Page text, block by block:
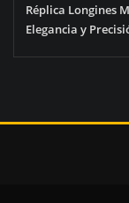
Réplica Longines
Elegancia y